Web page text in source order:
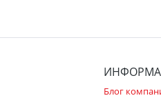
Блог